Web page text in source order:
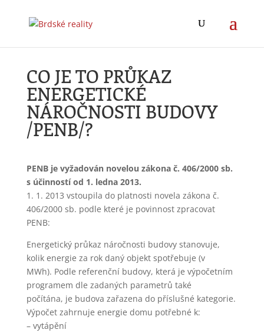
CO JE TO PRŮKAZ
ENERGETICKÉ
NÁROČNOSTI BUDOVY
/PENB/?
PENB je vyžadován novelou zákona č. 406/2000 sb.
s účinností od 1. ledna 2013.
1. 1. 2013 vstoupila do platnosti novela zákona č.
406/2000 sb. podle které je povinnost zpracovat
PENB:
Energetický průkaz náročnosti budovy stanovuje,
kolik energie za rok daný objekt spotřebuje (v
MWh). Podle referenční budovy, která je výpočetním
programem dle zadaných parametrů také
počítána, je budova zařazena do příslušné kategorie.
Výpočet zahrnuje energie domu potřebné k:
– vytápění